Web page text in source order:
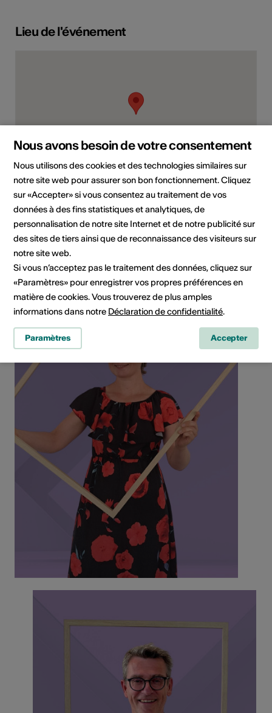
Lieu de l'événement
Rue de Savièse 16, 1950 Sion
Planifier un itinéraire
Transports publics
Nous avons besoin de votre consentement
Nous utilisons des cookies et des technologies similaires sur
notre site web pour assurer son bon fonctionnement. Cliquez
sur «Accepter» si vous consentez au traitement de vos
données à des fins statistiques et analytiques, de
personnalisation de notre site Internet et de notre publicité sur
des sites de tiers ainsi que de reconnaissance des visiteurs sur
notre site web.
Si vous n’acceptez pas le traitement des données, cliquez sur
«Paramètres» pour enregistrer vos propres préférences en
matière de cookies. Vous trouverez de plus amples
informations dans notre Déclaration de confidentialité.
Paramètres Accepter